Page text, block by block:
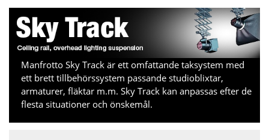
Manfrotto Sky Track är ett omfattande taksystem med
ett brett tillbehörssystem passande studioblixtar,
armaturer, fläktar m.m. Sky Track kan anpassas efter de
flesta situationer och önskemål.